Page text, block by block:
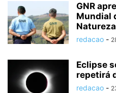
GNR
Mundial
Natureza
redacao -
Eclipse
repetirá
redacao -